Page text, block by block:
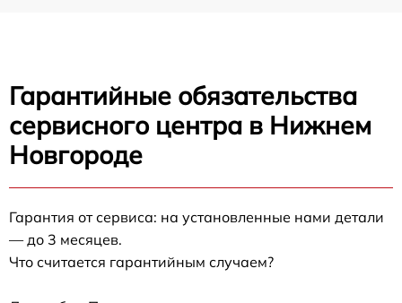
Гарантийные обязательства
сервисного центра в Нижнем
Новгороде
Гарантия от сервиса: на установленные нами детали
— до 3 месяцев.
Что считается гарантийным случаем?